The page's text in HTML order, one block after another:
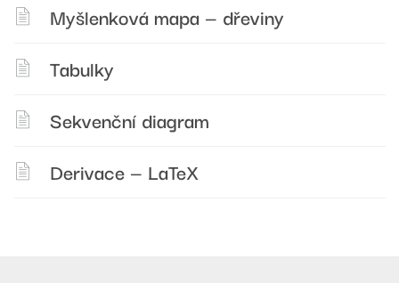
Myšlenková mapa — dřeviny
Tabulky
Sekvenční diagram
Derivace — LaTeX